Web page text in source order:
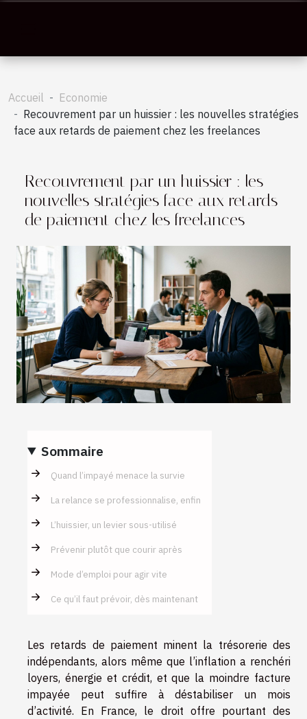
Accueil
Economie
Recouvrement par un huissier : les nouvelles stratégies
face aux retards de paiement chez les freelances
Recouvrement par un huissier : les
nouvelles stratégies face aux retards
de paiement chez les freelances
Sommaire
Quand l’impayé menace la survie
La relance se professionnalise, enfin
L’huissier, un levier sous-utilisé
Prévenir plutôt que courir après
Mode d’emploi pour agir vite
Ce qu’il faut prévoir, dès maintenant
Les retards de paiement minent la trésorerie des
indépendants, alors même que l’inflation a renchéri
loyers, énergie et crédit, et que la moindre facture
impayée peut suffire à déstabiliser un mois
d’activité. En France, le droit offre pourtant des